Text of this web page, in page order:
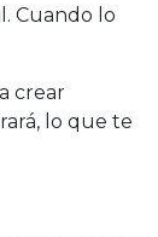
Cuando lo
crear
lo que te